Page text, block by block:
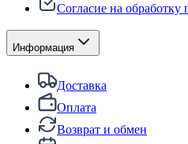
Согласие на
Информация
Доставка
Оплата
Возврат и обмен